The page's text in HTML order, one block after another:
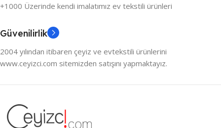
+1000 Üzerinde kendi imalatımız ev tekstili ürünleri
Güvenilirlik
2004 yılından itibaren çeyiz ve evtekstili ürünlerini
www.ceyizci.com sitemizden satışını yapmaktayız.